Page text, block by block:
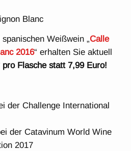
Weißwein „Calle
2016“ erhalten Sie aktuell
Flasche statt 7,99 Euro!
der Challenge International
der Catavinum World Wine
2017